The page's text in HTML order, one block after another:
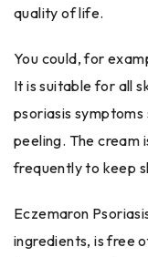
quality of life.
You could, for
It is suitable for all
psoriasis symptoms
peeling. The cream
frequently to keep
Eczemaron
ingredients, is free